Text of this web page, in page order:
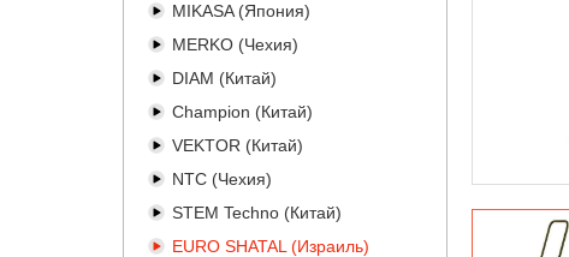
MIKASA (Япония)
MERKO (Чехия)
DIAM (Китай)
Champion (Китай)
VEKTOR (Китай)
NTC (Чехия)
STEM Techno (Китай)
EURO SHATAL (Израиль)